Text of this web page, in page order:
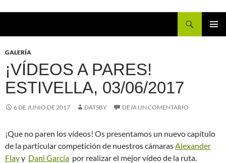
CONTENIDO
GALERÍA
¡VÍDEOS A PARES!
ESTIVELLA, 03/06/2017
6 DE JUNIO DE 2017 DATSBY DEJA UN COMENTARIO
¡Que no paren los vídeos! Os presentamos un nuevo capítulo
de la particular competición de nuestros cámarasAlexander
Flayy Dani García por realizar el mejor vídeo de la ruta.